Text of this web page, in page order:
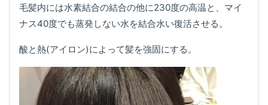
毛髪内には水素結合の結合の他に230度の高温と、マイ
ナス40度でも蒸発しない水を結合水い復活させる。
酸と熱(アイロン)によって髪を強固にする。